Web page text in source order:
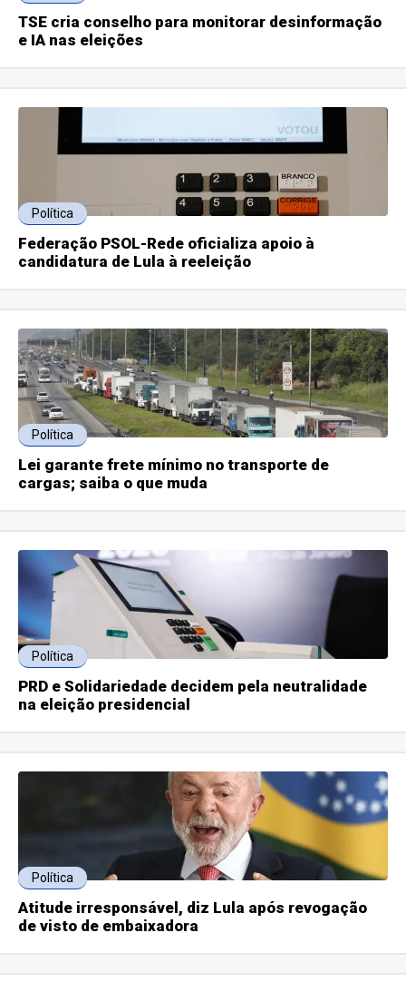
TSE cria conselho para monitorar desinformação
e IA nas eleições
Política
Federação PSOL-Rede oficializa apoio à
candidatura de Lula à reeleição
Política
Lei garante frete mínimo no transporte de
cargas; saiba o que muda
Política
PRD e Solidariedade decidem pela neutralidade
na eleição presidencial
Política
Atitude irresponsável, diz Lula após revogação
de visto de embaixadora